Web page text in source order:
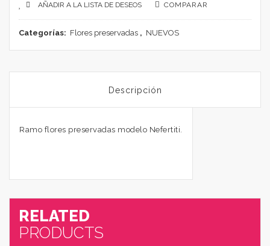
AÑADIR A LA LISTA DE DESEOS COMPARAR
Categorías: Flores preservadas , NUEVOS
Descripción
Ramo flores preservadas modelo Nefertiti.
RELATED
PRODUCTS